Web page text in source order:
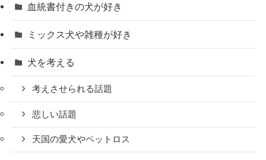
血統書付きの犬が好き
ミックス犬や雑種が好き
犬を考える
考えさせられる話題
悲しい話題
天国の愛犬やペットロス